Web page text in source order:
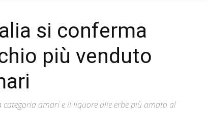
si conferma
più venduto
categoria amari e il liquore alle erbe più amato al